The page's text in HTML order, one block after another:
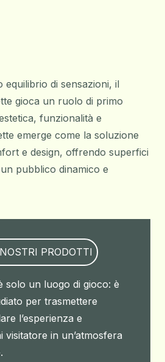
equilibrio di sensazioni, il
gioca un ruolo di primo
funzionalità e
emerge come la soluzione
e design, offrendo superfici
pubblico dinamico e
PRODOTTI
solo un luogo di gioco: è
per trasmettere
l’esperienza e
visitatore in un’atmosfera